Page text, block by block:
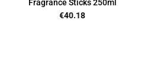
Fragrance Sticks 250ml
€40.18